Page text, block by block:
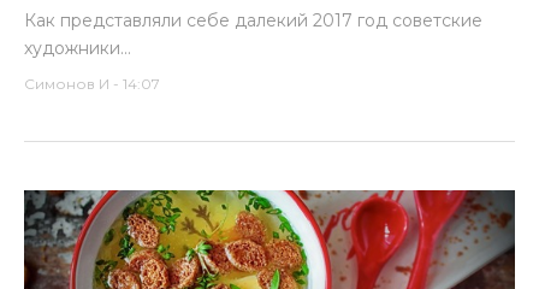
Как представляли себе далекий 2017 год советские
художники…
Симонов И - 14:07